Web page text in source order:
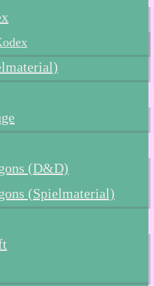
(D&D)
(Spielmaterial)